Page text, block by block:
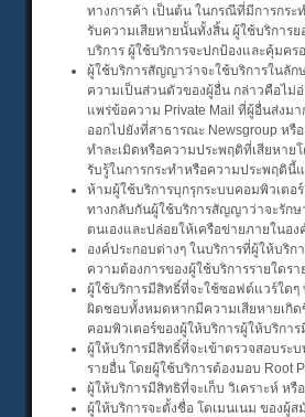
ทางการค้า เป็นต้น ในกรณีที่มีการกระ
รับความเสียหายนั้นทั้งสิ้น ผู้ใช้บริการ
บริการ ผู้ใช้บริการจะปกป้องและคุ้มค
ผู้ใช้บริการสัญญาว่าจะใช้บริการในลัก
ความเป็นส่วนตัวของผู้อื่น กล่าวคือไ
แพร่ข้อความ Private Mail ที่ผู้อื่นส่งม
ออกไปยังที่สาธารณะ Newsgroup ห
ทำละเมิดหรือความประพฤติที่เสียหาย
รับรู้ในการกระทำหรือความประพฤตินี้
ห้ามผู้ใช้บริการบุกรุกระบบคอมพิวเตอ
ทางกลับกันผู้ใช้บริการสัญญาว่าจะรักษ
ตนเองและปล่อยให้เครือข่ายภายในอ
องค์ประกอบต่างๆ ในบริการที่ผู้ให้บริ
ความต้องการของผู้ใช้บริการรายใดรา
ผู้ใช้บริการมีสิทธิ์ที่จะใช้ซอฟต์แวร์ใดๆ
ผิดชอบทั้งหมดหากมีความเสียหายเกิด
คอมพิวเตอร์ของผู้ให้บริการผู้ให้บริกา
ผู้ให้บริการมีสิทธิ์ที่จะเข้าตรวจสอบร
รายอื่น โดยผู้ใช้บริการต้องมอบ Root
ผู้ให้บริการมีสิทธิที่จะเก็บ วิเคราะห์ ห
ผู้ให้บริการจะตั้งชื่อ โดเมนเนม ของผู้